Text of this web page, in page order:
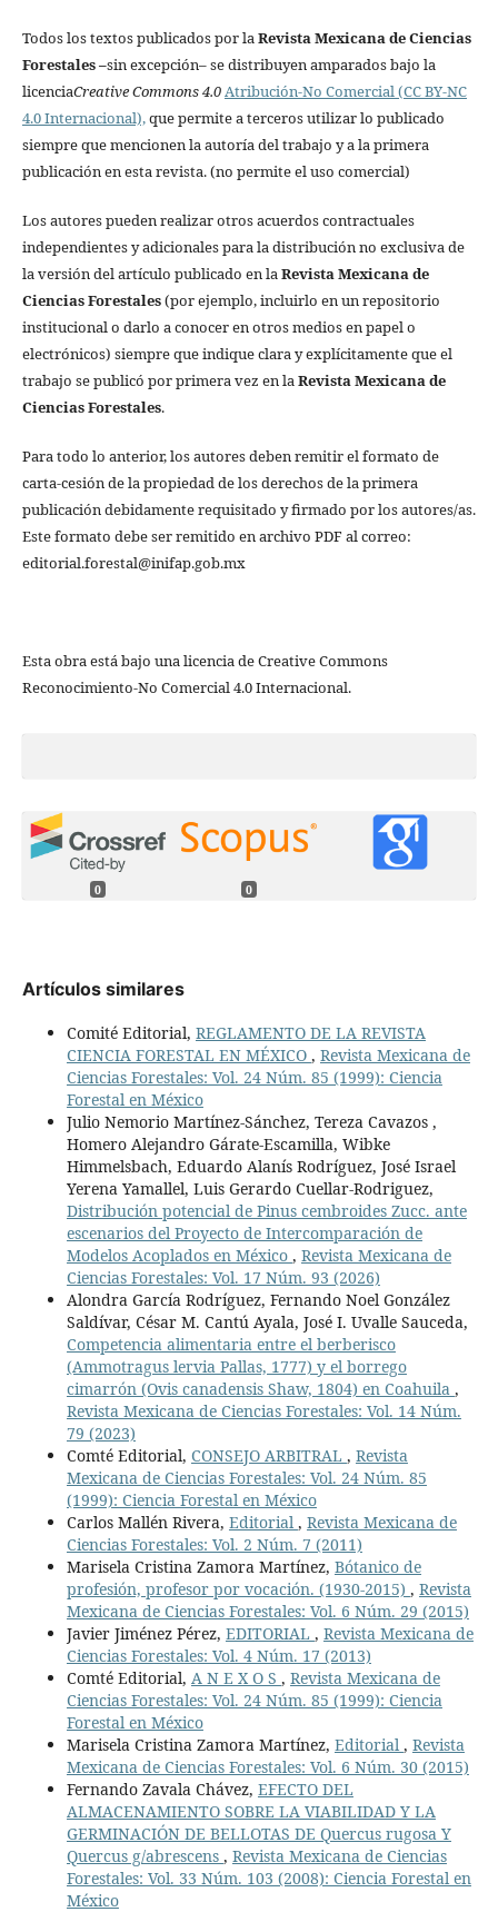
Todos los textos publicados por laRevista Mexicana de Ciencias
Forestales–sin excepción– se distribuyen amparados bajo la
licenciaCreative Commons 4.0Atribución-No Comercial (CC BY-NC
4.0 Internacional),que permite a terceros utilizar lo publicado
siempre que mencionen la autoría del trabajo y a la primera
publicación en esta revista. (no permite el uso comercial)
Los autores pueden realizar otros acuerdos contractuales
independientes y adicionales para la distribución no exclusiva de
la versión del artículo publicado en laRevista Mexicana de
Ciencias Forestales(por ejemplo, incluirlo en un repositorio
institucional o darlo a conocer en otros medios en papel o
electrónicos) siempre que indique clara y explícitamente que el
trabajo se publicó por primera vez en laRevista Mexicana de
Ciencias Forestales.
Para todo lo anterior, los autores deben remitir el formato de
carta-cesión de la propiedad de los derechos de la primera
publicación debidamente requisitado y firmado por los autores/as.
Este formato debe ser remitido en archivo PDF al correo:
editorial.forestal@inifap.gob.mx
Esta obra está bajo una licencia de Creative Commons
Reconocimiento-No Comercial 4.0 Internacional.
0 0
Artículos similares
Comité Editorial, REGLAMENTO DE LA REVISTA
CIENCIA FORESTAL EN MÉXICO , Revista Mexicana de
Ciencias Forestales: Vol. 24 Núm. 85 (1999): Ciencia
Forestal en México
Julio Nemorio Martínez-Sánchez, Tereza Cavazos ,
Homero Alejandro Gárate-Escamilla, Wibke
Himmelsbach, Eduardo Alanís Rodríguez, José Israel
Yerena Yamallel, Luis Gerardo Cuellar-Rodriguez,
Distribución potencial de Pinus cembroides Zucc. ante
escenarios del Proyecto de Intercomparación de
Modelos Acoplados en México , Revista Mexicana de
Ciencias Forestales: Vol. 17 Núm. 93 (2026)
Alondra García Rodríguez, Fernando Noel González
Saldívar, César M. Cantú Ayala, José I. Uvalle Sauceda,
Competencia alimentaria entre el berberisco
(Ammotragus lervia Pallas, 1777) y el borrego
cimarrón (Ovis canadensis Shaw, 1804) en Coahuila ,
Revista Mexicana de Ciencias Forestales: Vol. 14 Núm.
79 (2023)
Comté Editorial, CONSEJO ARBITRAL , Revista
Mexicana de Ciencias Forestales: Vol. 24 Núm. 85
(1999): Ciencia Forestal en México
Carlos Mallén Rivera, Editorial , Revista Mexicana de
Ciencias Forestales: Vol. 2 Núm. 7 (2011)
Marisela Cristina Zamora Martínez, Bótanico de
profesión, profesor por vocación. (1930-2015) , Revista
Mexicana de Ciencias Forestales: Vol. 6 Núm. 29 (2015)
Javier Jiménez Pérez, EDITORIAL , Revista Mexicana de
Ciencias Forestales: Vol. 4 Núm. 17 (2013)
Comté Editorial, A N E X O S , Revista Mexicana de
Ciencias Forestales: Vol. 24 Núm. 85 (1999): Ciencia
Forestal en México
Marisela Cristina Zamora Martínez, Editorial , Revista
Mexicana de Ciencias Forestales: Vol. 6 Núm. 30 (2015)
Fernando Zavala Chávez, EFECTO DEL
ALMACENAMIENTO SOBRE LA VIABILIDAD Y LA
GERMINACIÓN DE BELLOTAS DE Quercus rugosa Y
Quercus g/abrescens , Revista Mexicana de Ciencias
Forestales: Vol. 33 Núm. 103 (2008): Ciencia Forestal en
México